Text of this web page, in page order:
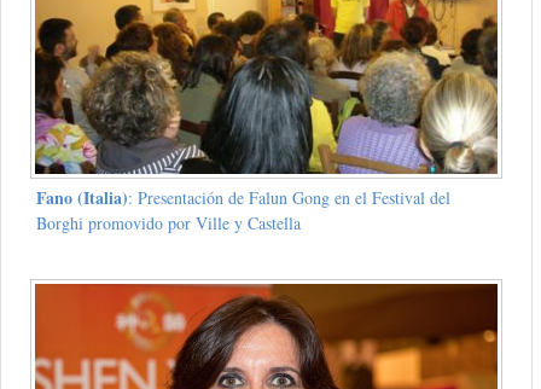
Fano (Italia): Presentación de Falun Gong en el Festival del
Borghi promovido por Ville y Castella